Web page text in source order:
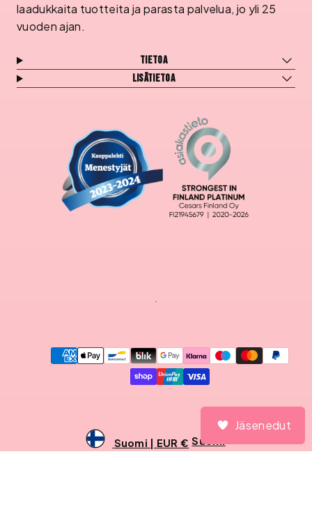
laadukkaita tuotteita ja parasta palvelua, jo yli 25
vuoden ajan.
Tietoa
Lisätietoa
Maksutavat
Suomi | EUR € Suomi
Jäsenedut
Jäsenedut